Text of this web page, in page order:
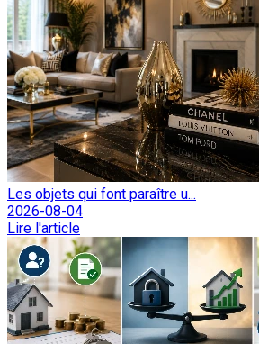
Les objets qui font paraître u...
2026-08-04
Lire l'article